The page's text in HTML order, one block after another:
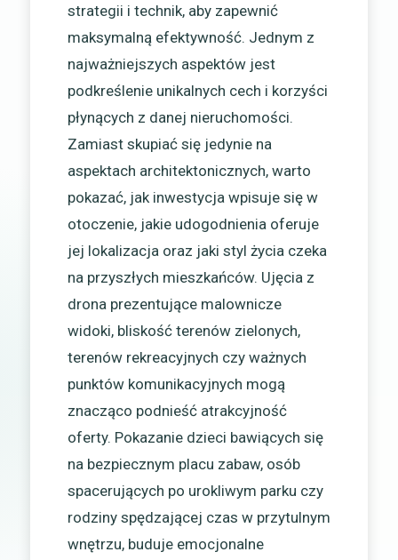
strategii i technik, aby zapewnić
maksymalną efektywność. Jednym z
najważniejszych aspektów jest
podkreślenie unikalnych cech i korzyści
płynących z danej nieruchomości.
Zamiast skupiać się jedynie na
aspektach architektonicznych, warto
pokazać, jak inwestycja wpisuje się w
otoczenie, jakie udogodnienia oferuje
jej lokalizacja oraz jaki styl życia czeka
na przyszłych mieszkańców. Ujęcia z
drona prezentujące malownicze
widoki, bliskość terenów zielonych,
terenów rekreacyjnych czy ważnych
punktów komunikacyjnych mogą
znacząco podnieść atrakcyjność
oferty. Pokazanie dzieci bawiących się
na bezpiecznym placu zabaw, osób
spacerujących po urokliwym parku czy
rodziny spędzającej czas w przytulnym
wnętrzu, buduje emocjonalne